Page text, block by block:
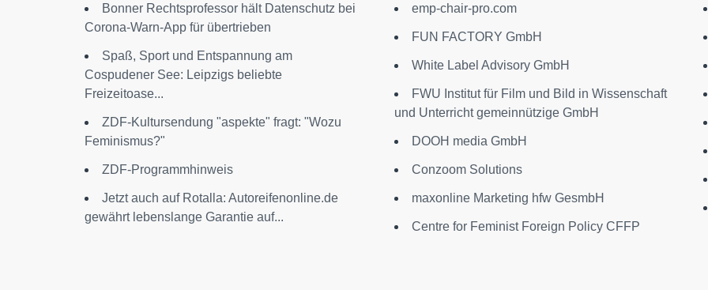
Bonner Rechtsprofessor hält Datenschutz bei
Corona-Warn-App für übertrieben
Spaß, Sport und Entspannung am
Cospudener See: Leipzigs beliebte
Freizeitoase...
ZDF-Kultursendung "aspekte" fragt: "Wozu
Feminismus?"
ZDF-Programmhinweis
Jetzt auch auf Rotalla: Autoreifenonline.de
gewährt lebenslange Garantie auf...
emp-chair-pro.com
FUN FACTORY GmbH
White Label Advisory GmbH
FWU Institut für Film und Bild in Wissenschaft
und Unterricht gemeinnützige GmbH
DOOH media GmbH
Conzoom Solutions
maxonline Marketing hfw GesmbH
Centre for Feminist Foreign Policy CFFP